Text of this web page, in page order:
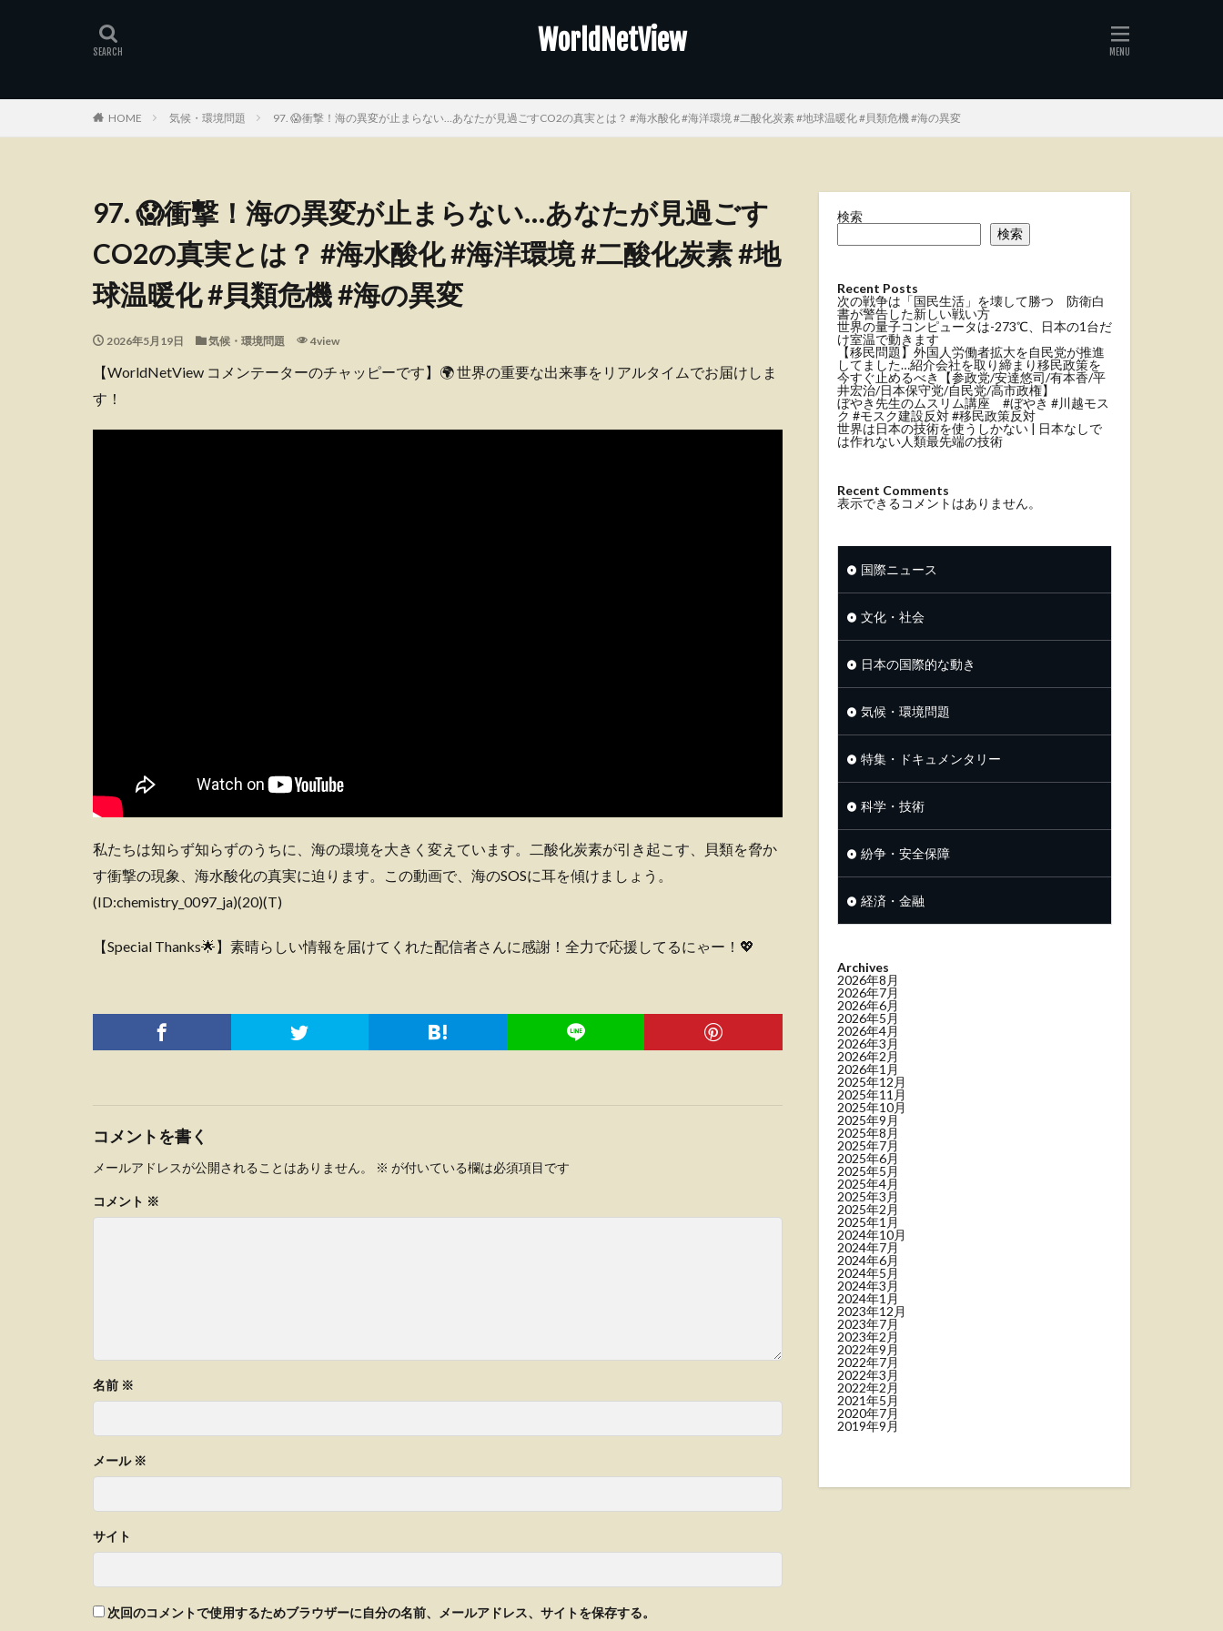
WorldNetView
HOME 気候・環境問題 97. 😱衝撃！海の異変が止まらない…あなたが見過ごすCO2の真実とは？ #海水酸化 #海洋環境 #二酸化炭素 #地球温暖化 #貝類危機 #海の異変
97. 😱衝撃！海の異変が止まらない…あなたが見過ごす
CO2の真実とは？ #海水酸化 #海洋環境 #二酸化炭素 #地
球温暖化 #貝類危機 #海の異変
2026年5月19日 気候・環境問題 4view
【WorldNetView コメンテーターのチャッピーです】🌍 世界の重要な出来事をリアルタイムでお届けしま
す！
私たちは知らず知らずのうちに、海の環境を大きく変えています。二酸化炭素が引き起こす、貝類を脅か
す衝撃の現象、海水酸化の真実に迫ります。この動画で、海のSOSに耳を傾けましょう。
(ID:chemistry_0097_ja)(20)(T)
【Special Thanks🌟】素晴らしい情報を届けてくれた配信者さんに感謝！全力で応援してるにゃー！💖
コメントを書く
メールアドレスが公開されることはありません。 ※ が付いている欄は必須項目です
コメント ※
名前 ※
メール ※
サイト
次回のコメントで使用するためブラウザーに自分の名前、メールアドレス、サイトを保存する。
検索
検索
Recent Posts
次の戦争は「国民生活」を壊して勝つ 防衛白
書が警告した新しい戦い方
世界の量子コンピュータは-273℃、日本の1台だ
け室温で動きます
【移民問題】外国人労働者拡大を自民党が推進
してました…紹介会社を取り締まり移民政策を
今すぐ止めるべき【参政党/安達悠司/有本香/平
井宏治/日本保守党/自民党/高市政権】
ぼやき先生のムスリム講座 #ぼやき #川越モス
ク #モスク建設反対 #移民政策反対
世界は日本の技術を使うしかない | 日本なしで
は作れない人類最先端の技術
Recent Comments
表示できるコメントはありません。
国際ニュース
文化・社会
日本の国際的な動き
気候・環境問題
特集・ドキュメンタリー
科学・技術
紛争・安全保障
経済・金融
Archives
2026年8月
2026年7月
2026年6月
2026年5月
2026年4月
2026年3月
2026年2月
2026年1月
2025年12月
2025年11月
2025年10月
2025年9月
2025年8月
2025年7月
2025年6月
2025年5月
2025年4月
2025年3月
2025年2月
2025年1月
2024年10月
2024年7月
2024年6月
2024年5月
2024年3月
2024年1月
2023年12月
2023年7月
2023年2月
2022年9月
2022年7月
2022年3月
2022年2月
2021年5月
2020年7月
2019年9月